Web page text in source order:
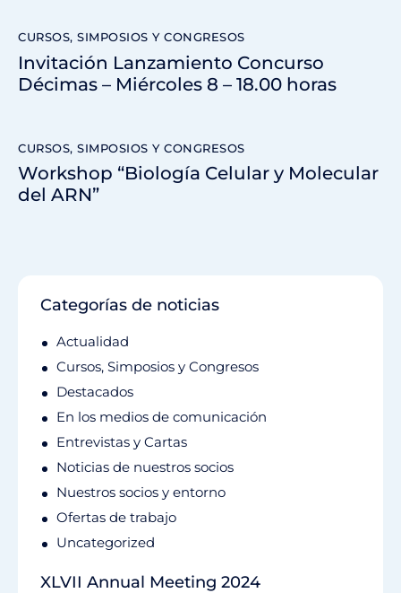
CURSOS, SIMPOSIOS Y CONGRESOS
Invitación Lanzamiento Concurso
Décimas – Miércoles 8 – 18.00 horas
CURSOS, SIMPOSIOS Y CONGRESOS
Workshop “Biología Celular y Molecular
del ARN”
Categorías de noticias
Actualidad
Cursos, Simposios y Congresos
Destacados
En los medios de comunicación
Entrevistas y Cartas
Noticias de nuestros socios
Nuestros socios y entorno
Ofertas de trabajo
Uncategorized
XLVII Annual Meeting 2024